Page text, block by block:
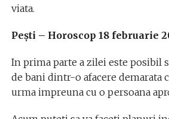
viata.
Pești – Horoscop 18 februarie
In prima parte a zilei este posibil
de bani dintr-o afacere demarata
urma impreuna cu o persoana